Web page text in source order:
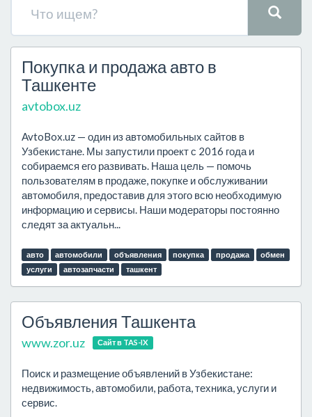
Покупка и продажа авто в
Ташкенте
avtobox.uz
AvtoBox.uz — один из автомобильных сайтов в
Узбекистане. Мы запустили проект с 2016 года и
собираемся его развивать. Наша цель — помочь
пользователям в продаже, покупке и обслуживании
автомобиля, предоставив для этого всю необходимую
информацию и сервисы. Наши модераторы постоянно
следят за актуальн...
авто автомобили объявления покупка продажа
обмен
услуги
автозапчасти ташкент
Объявления Ташкента
www.zor.uz Сайт в TAS-IX
Поиск и размещение объявлений в Узбекистане:
недвижимость, автомобили, работа, техника, услуги и
сервис.